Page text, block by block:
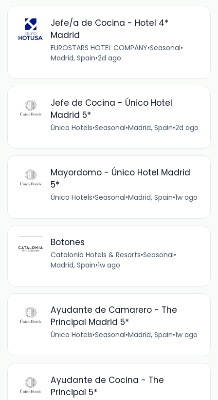
Jefe/a de Cocina - Hotel 4*
Madrid
EUROSTARS HOTEL COMPANY•Seasonal•
Madrid, Spain•2d ago
Jefe de Cocina - Único Hotel
Madrid 5*
Único Hotels•Seasonal•Madrid, Spain•2d ago
Mayordomo - Único Hotel Madrid
5*
Único Hotels•Seasonal•Madrid, Spain•1w ago
Botones
Catalonia Hotels & Resorts•Seasonal•
Madrid, Spain•1w ago
Ayudante de Camarero - The
Principal Madrid 5*
Único Hotels•Seasonal•Madrid, Spain•1w ago
Ayudante de Cocina - The
Principal 5*